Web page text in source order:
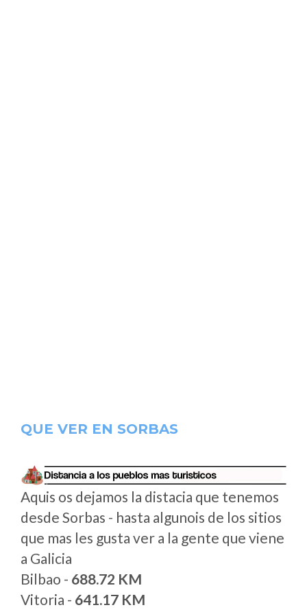
QUE VER EN SORBAS
Aquis os dejamos la distacia que tenemos
desde Sorbas - hasta algunois de los sitios
que mas les gusta ver a la gente que viene
a Galicia
Bilbao - 688.72 KM
Vitoria - 641.17 KM